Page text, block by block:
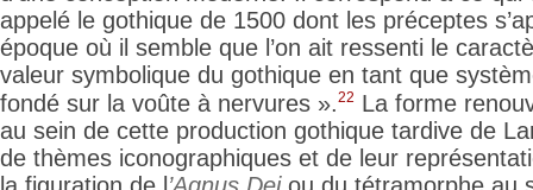
appelé le gothique de 1500 dont les préceptes
époque où il semble que l’on ait ressenti le
valeur symbolique du gothique en tant que
fondé sur la voûte à nervures ».22 La forme
au sein de cette production gothique tardive de
de thèmes iconographiques et de leur